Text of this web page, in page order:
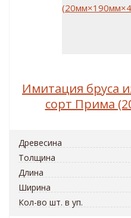
Имитация бруса
сорт Прима
Древесина
Толщина
Длина
Ширина
Кол-во шт. в уп.